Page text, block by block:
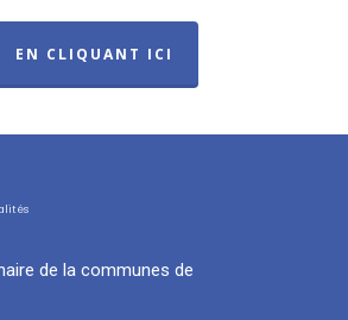
EN CLIQUANT ICI
de la communes de